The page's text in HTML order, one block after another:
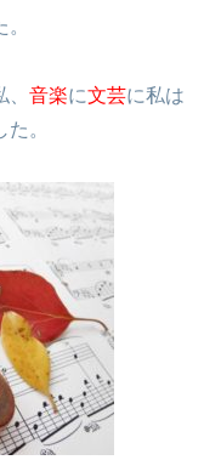
音楽に文芸に私は
。